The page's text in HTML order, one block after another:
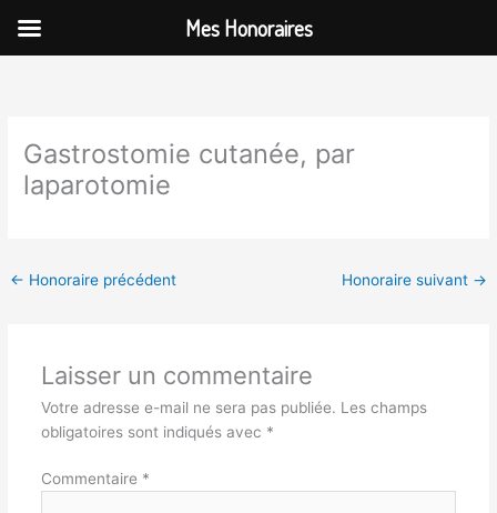
contenu
Gastrostomie cutanée, par
laparotomie
← Honoraire précédent Honoraire suivant →
Laisser un commentaire
Votre adresse e-mail ne sera pas publiée. Les champs
obligatoires sont indiqués avec *
Commentaire *
Mes Honoraires